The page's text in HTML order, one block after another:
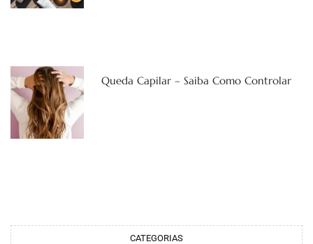
Queda Capilar – Saiba Como Controlar
CATEGORIAS